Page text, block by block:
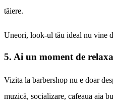
tăiere.
Uneori, look-ul tău ideal nu vine
5. Ai un moment de
Vizita la barbershop nu e doar
muzică, socializare, cafeaua aia